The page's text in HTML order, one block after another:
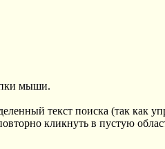
мыши.
текст поиска (так как
кликнуть в пустую